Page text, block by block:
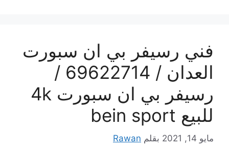
فني رسيفر بي ان سبورت
العدان / 69622714 /
رسيفر بي ان سبورت 4k
للبيع bein sport
مايو 14, 2021 بقلم Rawan